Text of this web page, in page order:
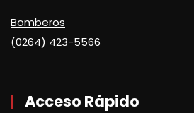
Bomberos
(0264) 423-5566
Acceso Rápido